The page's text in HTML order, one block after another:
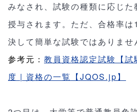
みなされ、試験の種類に応じ
授与されます。ただ、合格率は
決して簡単な試験ではありませ
参考元： 教員資格認定試験【
度 | 資格の一覧【JQOS.jp】